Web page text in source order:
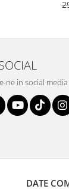
ne in social media
DATE